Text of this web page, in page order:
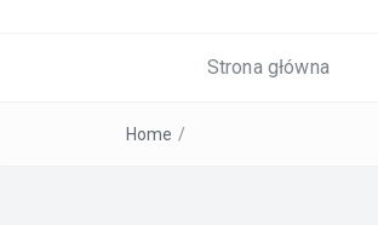
Strona główna
Home /